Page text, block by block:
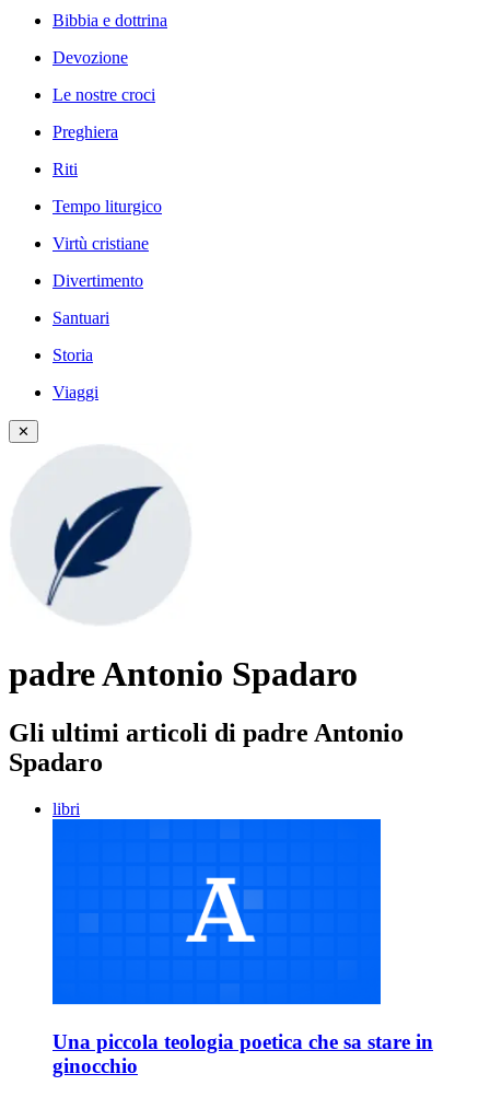
Bibbia e dottrina
Devozione
Le nostre croci
Preghiera
Riti
Tempo liturgico
Virtù cristiane
Divertimento
Santuari
Storia
Viaggi
✕
padre Antonio Spadaro
Gli ultimi articoli di padre Antonio
Spadaro
libri
Una piccola teologia poetica che sa stare in
ginocchio